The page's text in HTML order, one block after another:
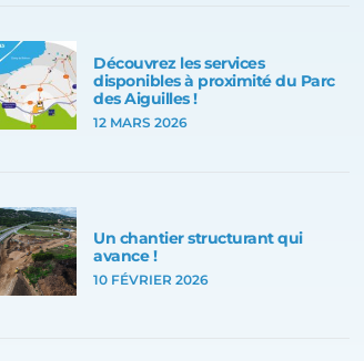
Découvrez les services
disponibles à proximité du Parc
des Aiguilles !
12 MARS 2026
Un chantier structurant qui
avance !
10 FÉVRIER 2026